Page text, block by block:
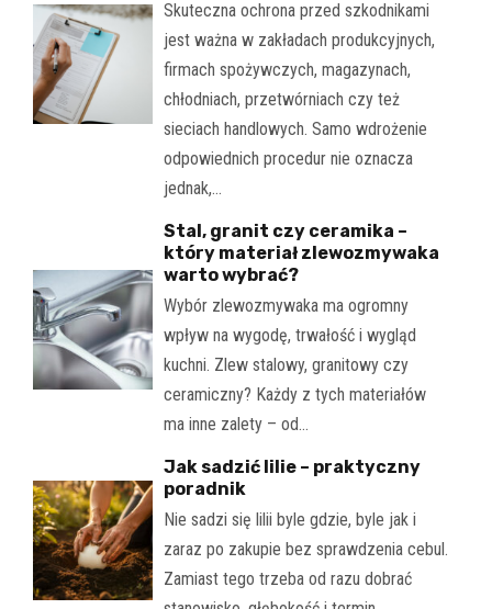
Skuteczna ochrona przed szkodnikami
jest ważna w zakładach produkcyjnych,
firmach spożywczych, magazynach,
chłodniach, przetwórniach czy też
sieciach handlowych. Samo wdrożenie
odpowiednich procedur nie oznacza
jednak,…
Stal, granit czy ceramika –
który materiał zlewozmywaka
warto wybrać?
Wybór zlewozmywaka ma ogromny
wpływ na wygodę, trwałość i wygląd
kuchni. Zlew stalowy, granitowy czy
ceramiczny? Każdy z tych materiałów
ma inne zalety – od…
Jak sadzić lilie – praktyczny
poradnik
Nie sadzi się lilii byle gdzie, byle jak i
zaraz po zakupie bez sprawdzenia cebul.
Zamiast tego trzeba od razu dobrać